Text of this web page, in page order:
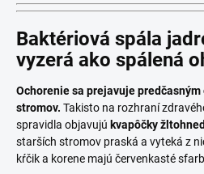
Baktériová spála
vyzerá ako spálená
Ochorenie sa prejavuje
stromov. Takisto na rozhraní
spravidla objavujú kvapôčky
starších stromov praská a vyteká z
kŕčik a korene majú červenkasté